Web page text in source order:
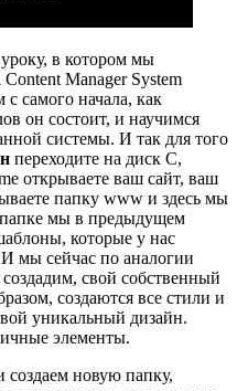
в котором мы
Content Manager System
самого начала, как
он состоит, и научимся
системы. И так для того
переходите на диск С,
открываете ваш сайт, ваш
папку www и здесь мы
мы в предыдущем
которые у нас
мы сейчас по аналогии
свой собственный
создаются все стили и
уникальный дизайн.
элементы.
новую папку,